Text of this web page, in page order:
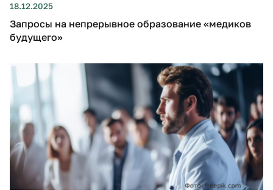
18.12.2025
Запросы на непрерывное образование «медиков
будущего»